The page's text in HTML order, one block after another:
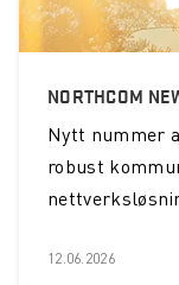
NORTHCOM
Nytt nummer
robust
12.06.2026